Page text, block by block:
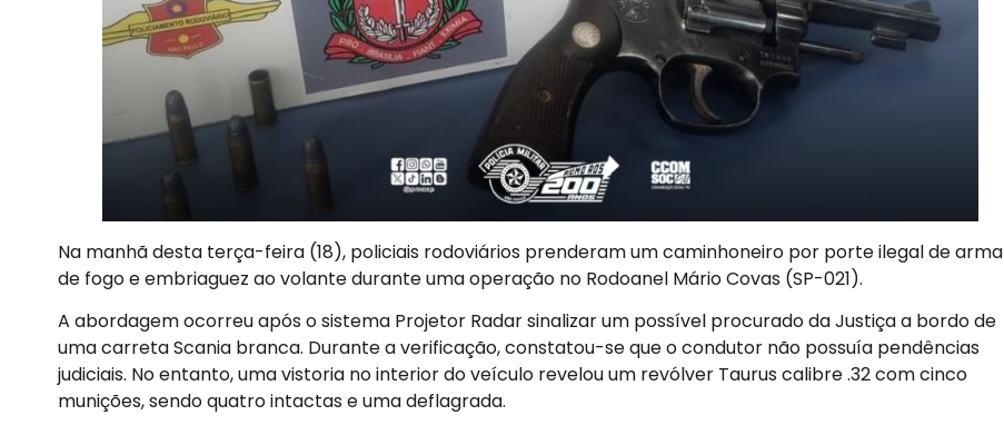
Na manhã desta terça-feira (18), policiais rodoviários prenderam um caminhoneiro por porte ilegal de arma
de fogo e embriaguez ao volante durante uma operação no Rodoanel Mário Covas (SP-021).
A abordagem ocorreu após o sistema Projetor Radar sinalizar um possível procurado da Justiça a bordo de
uma carreta Scania branca. Durante a verificação, constatou-se que o condutor não possuía pendências
judiciais. No entanto, uma vistoria no interior do veículo revelou um revólver Taurus calibre .32 com cinco
munições, sendo quatro intactas e uma deflagrada.